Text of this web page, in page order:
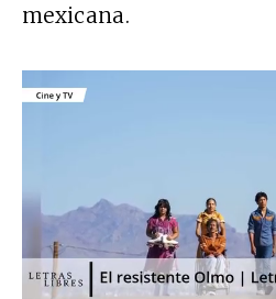
mexicana.